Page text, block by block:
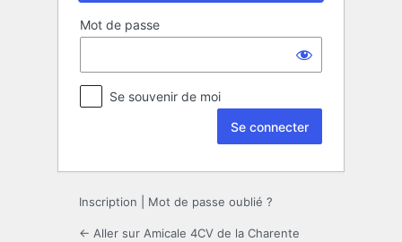
Mot de passe
Se souvenir de moi
Inscription Mot de passe oublié ?
← Aller sur Amicale 4CV de la Charente